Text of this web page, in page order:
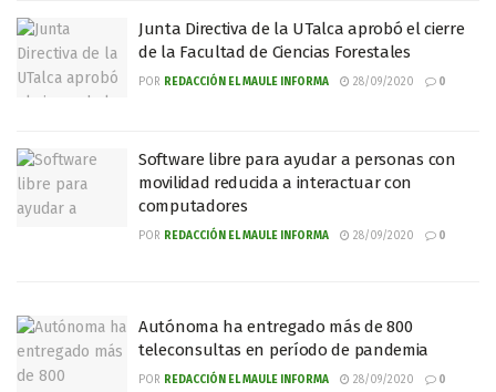
Junta Directiva de la UTalca aprobó el cierre
de la Facultad de Ciencias Forestales
POR REDACCIÓN EL MAULE INFORMA 28/09/2020 0
Software libre para ayudar a personas con
movilidad reducida a interactuar con
computadores
POR REDACCIÓN EL MAULE INFORMA 28/09/2020 0
Autónoma ha entregado más de 800
teleconsultas en período de pandemia
POR REDACCIÓN EL MAULE INFORMA 28/09/2020 0